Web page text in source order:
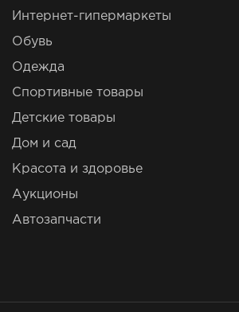
Интернет-гипермаркеты
Обувь
Одежда
Спортивные товары
Детские товары
Дом и сад
Красота и здоровье
Аукционы
Автозапчасти